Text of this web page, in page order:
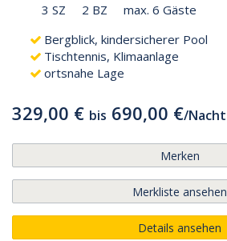
3 SZ 2 BZ
max. 6 Gäste
Bergblick, kindersicherer Pool
Tischtennis, Klimaanlage
ortsnahe Lage
329,00 € bis 690,00 €/Nacht
Merken
Merkliste ansehen
Details ansehen